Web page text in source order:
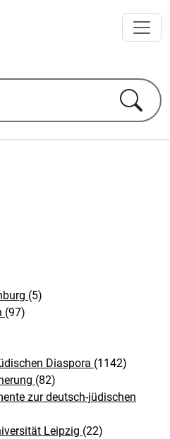
(5)
(97)
Diaspora (1142)
(82)
zur deutsch-jüdischen
Leipzig (22)